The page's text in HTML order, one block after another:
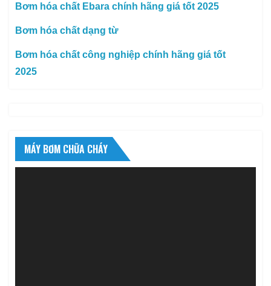
Bơm hóa chất Ebara chính hãng giá tốt 2025
Bơm hóa chất dạng từ
Bơm hóa chất công nghiệp chính hãng giá tốt
2025
MÁY BƠM CHỮA CHÁY